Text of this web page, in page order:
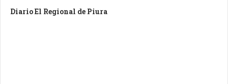
Diario El Regional de Piura